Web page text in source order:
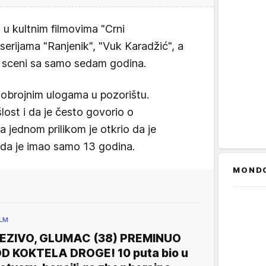
kultnim filmovima "Crni
"Ranjenik", "Vuk Karadžić", a
sa samo sedam godina.
ulogama u pozorištu.
i da je često govorio o
jednom prilikom je otkrio da je
je imao samo 13 godina.
GLUMAC (38) PREMINUO
KOKTELA DROGE! 10 puta bio u